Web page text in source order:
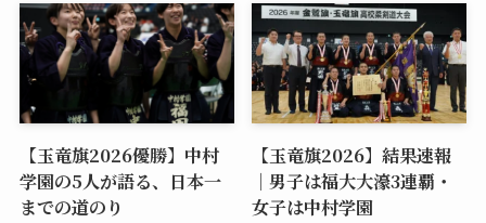
【玉竜旗2026優勝】中村
学園の5人が語る、日本一
までの道のり
【玉竜旗2026】結果速報
｜男子は福大大濠3連覇・
女子は中村学園